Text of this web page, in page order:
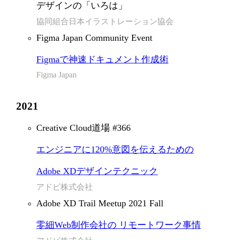
デザインの「いろは」
協同組合日本イラストレーション協会
Figma Japan Community Event
Figmaで神速ドキュメント作成術
Figma Japan
2021
Creative Cloud道場 #366
エンジニアに120%意図を伝えるための
Adobe XDデザインテクニック
アドビ株式会社
Adobe XD Trail Meetup 2021 Fall
零細Web制作会社の リモートワーク事情